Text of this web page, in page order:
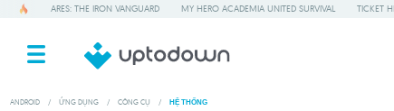
ARES: THE IRON VANGUARD MY HERO ACADEMIA UNITED SURVIVAL TICKET
ANDROID / ỨNG DỤNG / CÔNG CỤ / HỆ THỐNG